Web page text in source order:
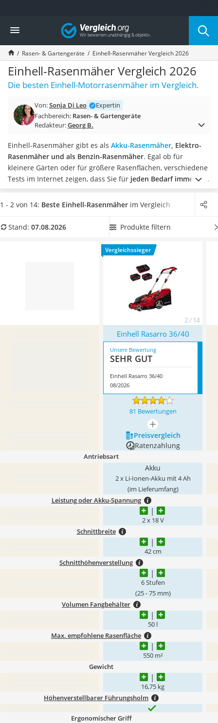
Die beliebtesten Vergleiche nach Kategorie
Baumarkt
Tresor feuerfest
Makita-Akku-Rasenmäher
Kappsäge
Smartes Türschloss
Akku-Rasentrimmer
Split-Klimaanlage 2 Innengeräte
Pelletofen
Tiefbrunnenpumpe
Fliesenschneider
Hochdruckreiniger
Doppelschleifer
Überwachungskamera
Benzinrasenmäher mit Elektrostart
Löschdecke
Vergleich
Rasen- & Gartengeräte Einhell-Rasenmäher Vergleich 2026
Einhell-Rasenmäher Vergleich 2026
Die besten Einhell-Motorrasenmäher im Vergleich.
Von:Sonja Di Leo
Expertin
Fachbereich: Rasen- & Gartengeräte
Redakteur:Georg B.
Einhell-Rasenmäher gibt es als Akku-Rasenmäher, Elektro-
Rasenmäher und als Benzin-Rasenmäher. Egal ob für
kleinere Gärten oder für größere Rasenflächen, verschiedene
Tests im Internet zeigen, dass Sie für jeden Bedarf immer ein
passendes Modell von Einhell finden.Wählen Sie jetzt einen
besondersflexibel einstellbaren Einhell-Rasenmäher mit
und bringen Sie Ihren Rasen auf die von Ihnen gewünschte
Einhell Rasarro 36/40* mit seinen Eigenschaften.
1 - 2 von 14: Beste Einhell-Rasenmäher im Vergleich
Stand: 07.08.2026 Produkte filtern
Vergleichssieger
2 / 14
Einhell Rasarro 36/40
Unsere Bewertung
SEHR GUT
Einhell Rasarro 36/40
08/2026
81 Bewertungen
mehr anzeigen
Preis­vergleich
Ratenzahlung
Antriebsart
Akku
2 x Li-Ionen-Akku mit 4 Ah
(im Lieferumfang)
Leistung oder Akku-Spannung
2 x 18 V
Schnittbreite
42 cm
Schnitthöhenverstellung
6 Stufen
(25 - 75 mm)
Volumen Fangbehälter
50 l
Max. empfohlene Rasenfläche
550 m²
Gewicht
16,75 kg
Höhenverstellbarer Führungsholm
Ergonomischer Griff